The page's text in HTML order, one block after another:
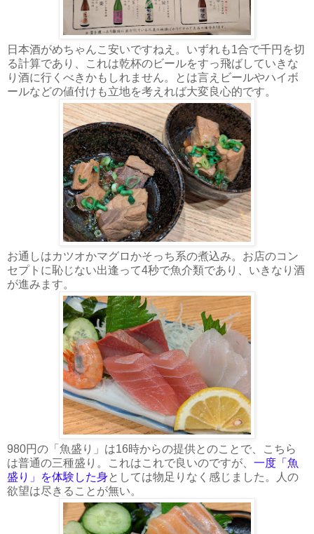
日本酒がめちゃんこ安いですねえ。いずれも1合で千円を切
る計算であり、これは乾杯のビールをすっ飛ばしていきな
り酒に行くべきかもしれません。とは言えビールやハイボ
ールなどの値付けも立地を考えれば大変良心的です。
お通しはカツオかマグロかそっち系の煮込み。お店のコン
セプトに恥じない出逢って4秒で魚介類であり、いきなり酒
が進みます。
980円の「魚盛り」は16時からの提供とのことで、こちら
は普通の三種盛り。これはこれで良いのですが、 一度「魚
盛り」を体験した身としては物足りなく感じました。人の
欲望は尽きることが無い。